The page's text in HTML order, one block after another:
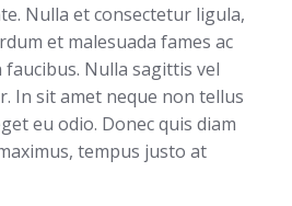
Nulla et consectetur ligula,
et malesuada fames ac
Nulla sagittis vel
In sit amet neque non tellus
eu odio. Donec quis diam
tempus justo at